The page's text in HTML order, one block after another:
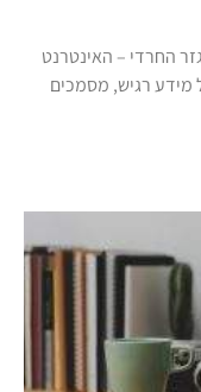
החרדי – האינטרנט
מידע רגיש, מסמכים